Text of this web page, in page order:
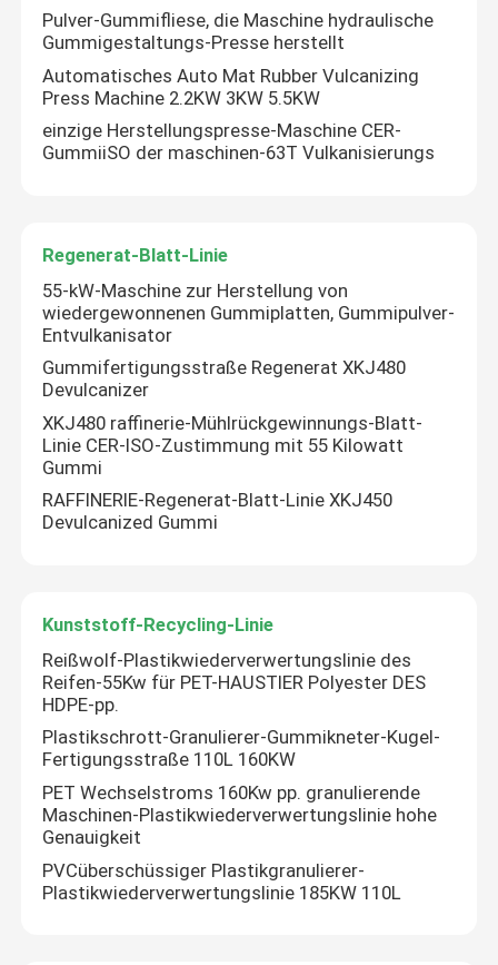
Haus
Produkte
Videos
Über uns
Qualitätskontrolle
Treten Sie mit uns in Verbindung
Nachrichten
Fordern Sie ein Zitat
Pulver-Gummifliese, die Maschine hydraulische
Gummigestaltungs-Presse herstellt
Automatisches Auto Mat Rubber Vulcanizing
Press Machine 2.2KW 3KW 5.5KW
einzige Herstellungspresse-Maschine CER-
GummiiSO der maschinen-63T Vulkanisierungs
Regenerat-Blatt-Linie
55-kW-Maschine zur Herstellung von
wiedergewonnenen Gummiplatten, Gummipulver-
Entvulkanisator
Gummifertigungsstraße Regenerat XKJ480
Devulcanizer
XKJ480 raffinerie-Mühlrückgewinnungs-Blatt-
Linie CER-ISO-Zustimmung mit 55 Kilowatt
Gummi
RAFFINERIE-Regenerat-Blatt-Linie XKJ450
Devulcanized Gummi
Kunststoff-Recycling-Linie
Reißwolf-Plastikwiederverwertungslinie des
Reifen-55Kw für PET-HAUSTIER Polyester DES
HDPE-pp.
Plastikschrott-Granulierer-Gummikneter-Kugel-
Fertigungsstraße 110L 160KW
PET Wechselstroms 160Kw pp. granulierende
Maschinen-Plastikwiederverwertungslinie hohe
Genauigkeit
PVCüberschüssiger Plastikgranulierer-
Plastikwiederverwertungslinie 185KW 110L